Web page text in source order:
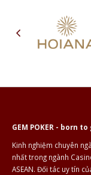
GEM POKER - born
Kinh nghiệm chuyên
nhất trong ngành
ASEAN. Đối tác uy tín